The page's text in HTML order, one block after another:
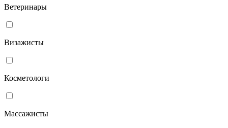
Ветеринары
Визажисты
Косметологи
Массажисты